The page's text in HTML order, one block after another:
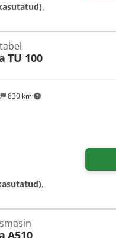
,
830 km
TU 100
,
A510